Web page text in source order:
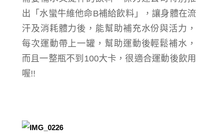
出「水蠻牛維他命B補給飲料」，讓身體在流
汗及消耗體力後，能幫助補充水份與活力，
每次運動帶上一罐，幫助運動後輕鬆補水，
而且一整瓶不到100大卡，很適合運動後飲用
喔!!